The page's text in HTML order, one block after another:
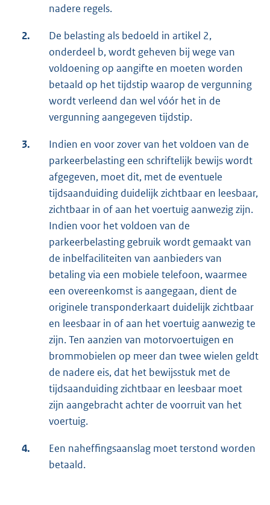
nadere regels.
2.
De belasting als bedoeld in artikel 2,
onderdeel b, wordt geheven bij wege van
voldoening op aangifte en moeten worden
betaald op het tijdstip waarop de vergunning
wordt verleend dan wel vóór het in de
vergunning aangegeven tijdstip.
3.
Indien en voor zover van het voldoen van de
parkeerbelasting een schriftelijk bewijs wordt
afgegeven, moet dit, met de eventuele
tijdsaanduiding duidelijk zichtbaar en leesbaar,
zichtbaar in of aan het voertuig aanwezig zijn.
Indien voor het voldoen van de
parkeerbelasting gebruik wordt gemaakt van
de inbelfaciliteiten van aanbieders van
betaling via een mobiele telefoon, waarmee
een overeenkomst is aangegaan, dient de
originele transponderkaart duidelijk zichtbaar
en leesbaar in of aan het voertuig aanwezig te
zijn. Ten aanzien van motorvoertuigen en
brommobielen op meer dan twee wielen geldt
de nadere eis, dat het bewijsstuk met de
tijdsaanduiding zichtbaar en leesbaar moet
zijn aangebracht achter de voorruit van het
voertuig.
4.
Een naheffingsaanslag moet terstond worden
betaald.